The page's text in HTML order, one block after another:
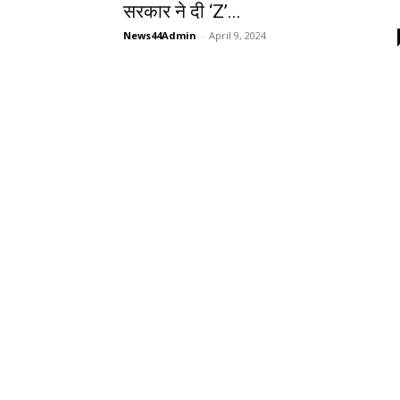
सरकार ने दी ‘Z’...
News44Admin - April 9, 2024